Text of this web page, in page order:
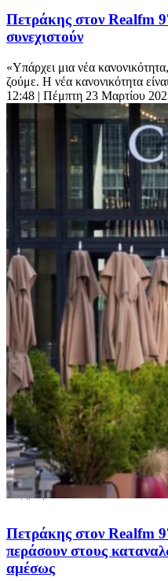
Πετράκης στον Realfm
συνεχιστούν
«Υπάρχει μια νέα
ζούμε. Η νέα κανονικότητα
12:48 | Πέμπτη 23 Μαρτίου
Πετράκης στον Realfm
περάσουν στους
αμέσως